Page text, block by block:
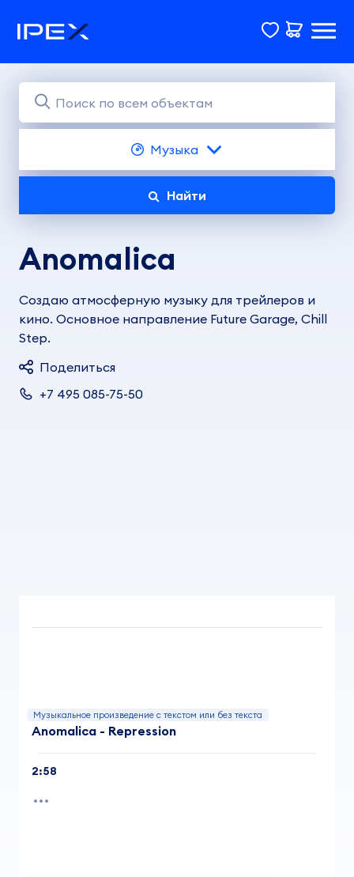
Музыка
Найти
Anomalica
Создаю атмосферную музыку для трейлеров и
кино. Основное направление Future Garage, Chill
Step.
Поделиться
+7 495 085-75-50
Музыкальное произведение с текстом или без текста
Anomalica - Repression
2:58